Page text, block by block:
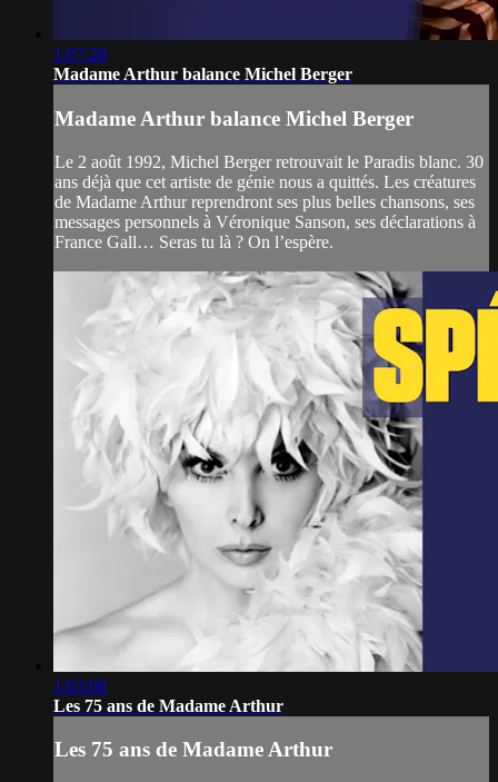
1:07:28
Madame Arthur balance Michel Berger
Madame Arthur balance Michel Berger
Le 2 août 1992, Michel Berger retrouvait le Paradis blanc. 30
ans déjà que cet artiste de génie nous a quittés. Les créatures
de Madame Arthur reprendront ses plus belles chansons, ses
messages personnels à Véronique Sanson, ses déclarations à
France Gall… Seras tu là ? On l’espère.
1:03:08
Les 75 ans de Madame Arthur
Les 75 ans de Madame Arthur